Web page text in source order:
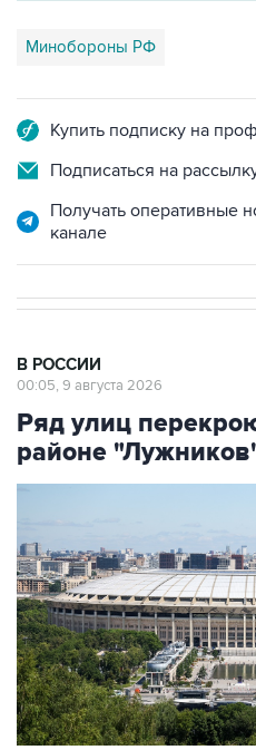
Минобороны РФ
Купить подписку на
Подписаться на
Получать оперативные
канале
В РОССИИ
00:05, 9 августа 2026
Ряд улиц
районе